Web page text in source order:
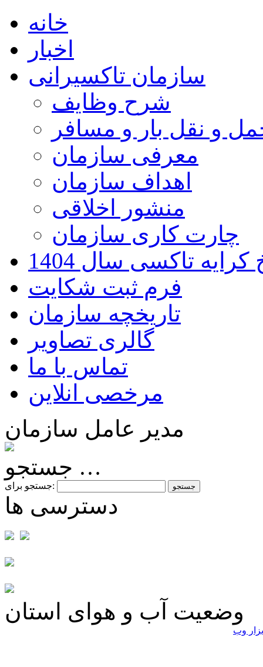
خانه
اخبار
سازمان تاکسیرانی
شرح وظایف
و نقل بار و مسافر
معرفی سازمان
اهداف سازمان
منشور اخلاقی
چارت کاری سازمان
تاکسی سال 1404
فرم ثبت شکایت
تاریخچه سازمان
گالری تصاویر
تماس با ما
مرخصی انلاین
مدیر عامل سازمان
جستجو …
جستجو برای:
دسترسی ها
وضعیت آب و هوای استان